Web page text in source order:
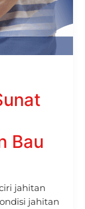
Bau
jahitan
jahitan